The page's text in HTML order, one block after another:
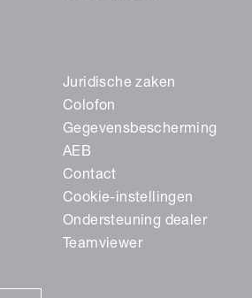
Juridische zaken
Colofon
Gegevensbescherming
AEB
Contact
Cookie-instellingen
Ondersteuning dealer
Teamviewer